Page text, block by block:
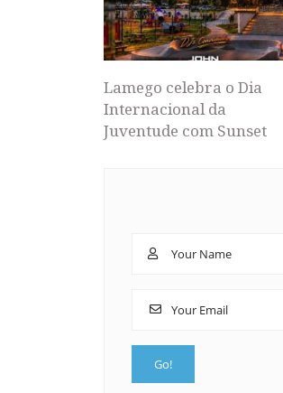
Lamego celebra o Dia
Internacional da
Juventude com Sunset